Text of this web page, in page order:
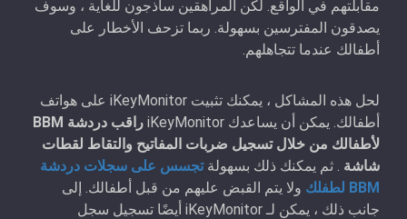
مقابلتهم في الواقع. لكن المراهقين ساذجون للغاية ، وسوف
يصدقون المفترسين بسهولة. ربما تزحف الأخطار على
أطفالك عندما تتجاهلهم.
لحل هذه المشاكل ، يمكنك تثبيت iKeyMonitor على هواتف
أطفالك. يمكن أن يساعدك iKeyMonitor
راقب دردشة BBM
لأطفالك من خلال تسجيل ضربات المفاتيح والتقاط لقطات
شاشة . ثم يمكنك ذلك بسهولة تجسس على سجلات دردشة
BBM لطفلك
ولا يتم القبض عليهم من قبل أطفالك. إلى
جانب ذلك ، يمكن لـ iKeyMonitor أيضًا تسجيل سجل